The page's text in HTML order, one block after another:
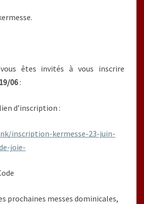
êtes invités à vous inscrire
06:
d’inscription :
inscription-kermesse-23-juin-
joie-
prochaines messes dominicales,